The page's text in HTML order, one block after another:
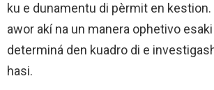
ku e dunamentu di pèrmit en kestion.
awor akí na un manera ophetivo
determiná den kuadro di e
hasi.